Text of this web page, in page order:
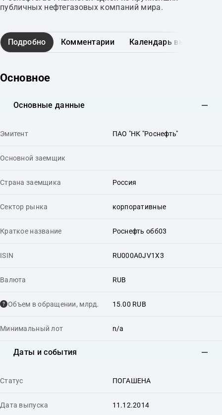
публичных нефтегазовых компаний мира.
Подробно Комментарии Календарь выплат
Основное
Основные данные
Эмитент ПАО "НК "Роснефть"
Основной заемщик
Страна заемщика Россия
Сектор рынка корпоративные
Краткое название Роснефть обб03
ISIN RU000A0JV1X3
Валюта RUB
Объем в обращении, млрд. 15.00 RUB
Минимальный лот n/a
Даты и события
Статус ПОГАШЕНА
Дата выпуска 11.12.2014